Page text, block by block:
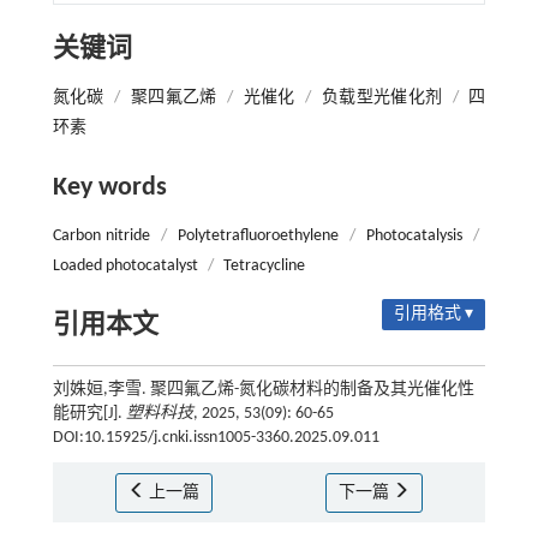
关键词
氮化碳 / 聚四氟乙烯 / 光催化 / 负载型光催化剂 /
四
环素
Key words
Carbon nitride / Polytetrafluoroethylene / Photocatalysis
/
Loaded photocatalyst / Tetracycline
引用本文 引用格式 ▾
刘姝姮,李雪. 聚四氟乙烯-氮化碳材料的制备及其光催化性
能研究[J]. 塑料科技, 2025, 53(09): 60-65
DOI:10.15925/j.cnki.issn1005-3360.2025.09.011
上一篇 下一篇